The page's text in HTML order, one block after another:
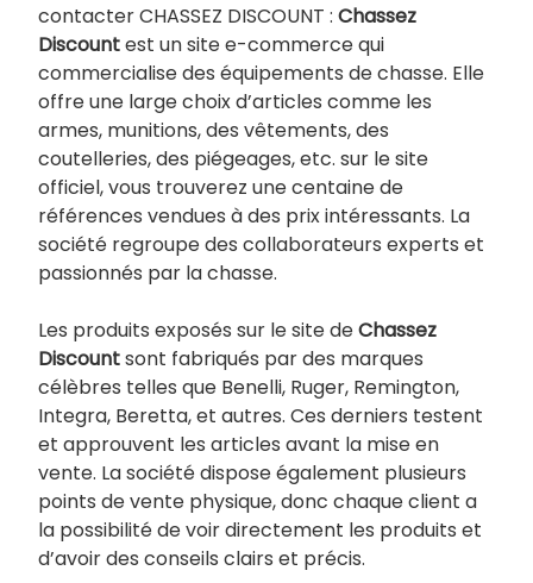
contacter CHASSEZ DISCOUNT : Chassez
Discountest un site e-commerce qui
commercialise des équipements de chasse. Elle
offre une large choix d’articles comme les
armes, munitions, des vêtements, des
coutelleries, des piégeages, etc. sur le site
officiel, vous trouverez une centaine de
références vendues à des prix intéressants. La
société regroupe des collaborateurs experts et
passionnés par la chasse.
Les produits exposés sur le site deChassez
Discountsont fabriqués par des marques
célèbres telles que Benelli, Ruger, Remington,
Integra, Beretta, et autres. Ces derniers testent
et approuvent les articles avant la mise en
vente. La société dispose également plusieurs
points de vente physique, donc chaque client a
la possibilité de voir directement les produits et
d’avoir des conseils clairs et précis.